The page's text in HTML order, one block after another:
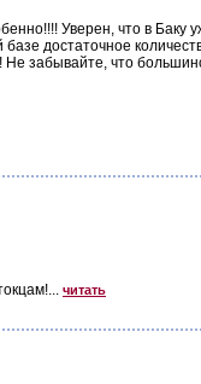
Уверен, что в Баку
достаточное
Не забывайте, что
читать